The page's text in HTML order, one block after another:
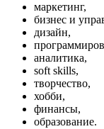
маркетинг,
бизнес и
дизайн,
аналитика,
soft skills,
творчество,
хобби,
финансы,
образование.